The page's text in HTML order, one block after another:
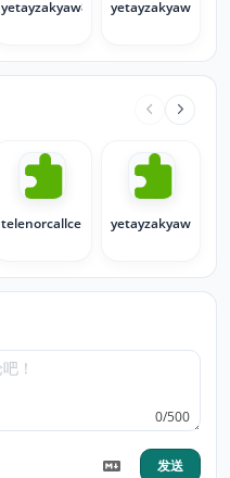
yetayzakyaw8 yetayzakyaw7
telenorcallcenter yetayzakyaw1
0/500
发送